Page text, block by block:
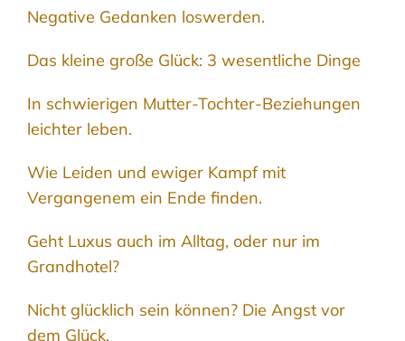
Negative Gedanken loswerden.
Das kleine große Glück: 3 wesentliche Dinge
In schwierigen Mutter-Tochter-Beziehungen
leichter leben.
Wie Leiden und ewiger Kampf mit
Vergangenem ein Ende finden.
Geht Luxus auch im Alltag, oder nur im
Grandhotel?
Nicht glücklich sein können? Die Angst vor
dem Glück.